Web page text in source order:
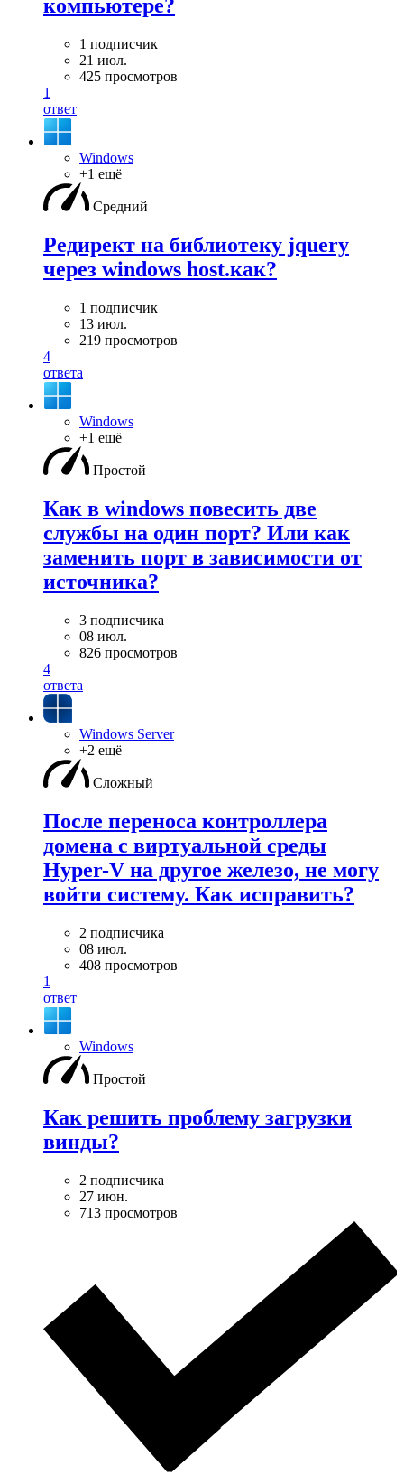
компьютере?
1 подписчик
21 июл.
425 просмотров
1
ответ
Windows
+1 ещё
Средний
Редирект на библиотеку jquery
через windows host.как?
1 подписчик
13 июл.
219 просмотров
4
ответа
Windows
+1 ещё
Простой
Как в windows повесить две
службы на один порт? Или как
заменить порт в зависимости от
источника?
3 подписчика
08 июл.
826 просмотров
4
ответа
Windows Server
+2 ещё
Сложный
После переноса контроллера
домена с виртуальной среды
Hyper-V на другое железо, не могу
войти систему. Как исправить?
2 подписчика
08 июл.
408 просмотров
1
ответ
Windows
Простой
Как решить проблему загрузки
винды?
2 подписчика
27 июн.
713 просмотров